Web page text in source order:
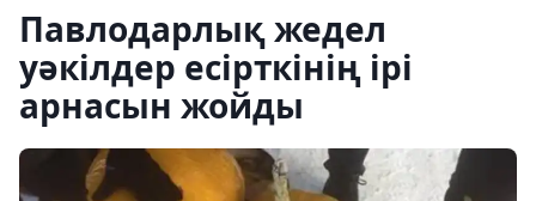
Павлодарлық жедел
уәкілдер есірткінің ірі
арнасын жойды